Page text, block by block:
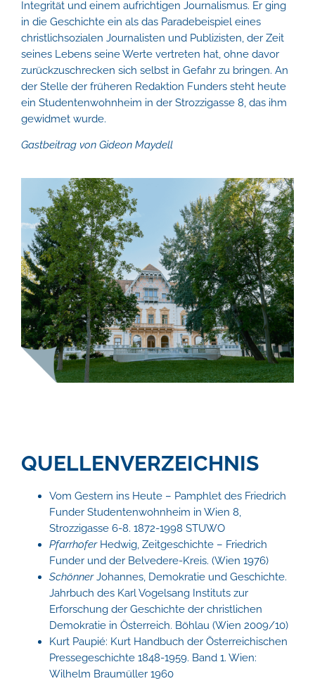
Integrität und einem aufrichtigen Journalismus. Er ging
in die Geschichte ein als das Paradebeispiel eines
christlichsozialen Journalisten und Publizisten, der Zeit
seines Lebens seine Werte vertreten hat, ohne davor
zurückzuschrecken sich selbst in Gefahr zu bringen. An
der Stelle der früheren Redaktion Funders steht heute
ein Studentenwohnheim in der Strozzigasse 8, das ihm
gewidmet wurde.
Gastbeitrag von Gideon Maydell
QUELLENVERZEICHNIS
Vom Gestern ins Heute – Pamphlet des Friedrich
Funder Studentenwohnheim in Wien 8,
Strozzigasse 6-8. 1872-1998 STUWO
PfarrhoferHedwig, Zeitgeschichte – Friedrich
Funder und der Belvedere-Kreis. (Wien 1976)
SchönnerJohannes, Demokratie und Geschichte.
Jahrbuch des Karl Vogelsang Instituts zur
Erforschung der Geschichte der christlichen
Demokratie in Österreich. Böhlau (Wien 2009/10)
Kurt Paupié: Kurt Handbuch der Österreichischen
Pressegeschichte 1848-1959. Band 1. Wien:
Wilhelm Braumüller 1960